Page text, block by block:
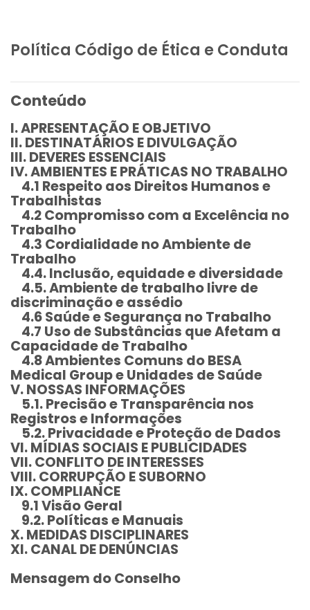
Política Código de Ética e Conduta
Conteúdo
I. APRESENTAÇÃO E OBJETIVO
II. DESTINATÁRIOS E DIVULGAÇÃO
III. DEVERES ESSENCIAIS
IV. AMBIENTES E PRÁTICAS NO TRABALHO
4.1 Respeito aos Direitos Humanos e
Trabalhistas
4.2 Compromisso com a Excelência no
Trabalho
4.3 Cordialidade no Ambiente de
Trabalho
4.4. Inclusão, equidade e diversidade
4.5. Ambiente de trabalho livre de
discriminação e assédio
4.6 Saúde e Segurança no Trabalho
4.7 Uso de Substâncias que Afetam a
Capacidade de Trabalho
4.8 Ambientes Comuns do BESA
Medical Group e Unidades de Saúde
V. NOSSAS INFORMAÇÕES
5.1. Precisão e Transparência nos
Registros e Informações
5.2. Privacidade e Proteção de Dados
VI. MÍDIAS SOCIAIS E PUBLICIDADES
VII. CONFLITO DE INTERESSES
VIII. CORRUPÇÃO E SUBORNO
IX. COMPLIANCE
9.1 Visão Geral
9.2. Políticas e Manuais
X. MEDIDAS DISCIPLINARES
XI. CANAL DE DENÚNCIAS
Mensagem do Conselho